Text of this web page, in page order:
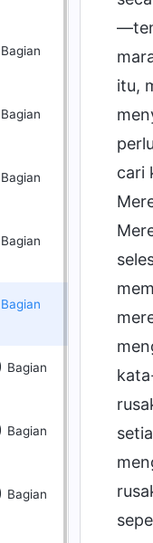
Bagian
Bagian
Bagian
Bagian
Bagian
Bagian
Bagian
Bagian